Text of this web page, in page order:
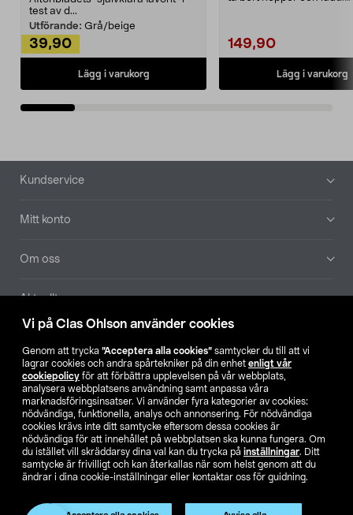
Vi på Clas Ohlson använder cookies
Genom att trycka ”Acceptera alla cookies” samtycker du till att vi
lagrar cookies och andra spårtekniker på din enhet enligt vår
cookiepolicy för att förbättra upplevelsen på vår webbplats,
analysera webbplatsens användning samt anpassa våra
marknadsföringsinsatser. Vi använder fyra kategorier av cookies:
nödvändiga, funktionella, analys och annonsering. För nödvändiga
cookies krävs inte ditt samtycke eftersom dessa cookies är
nödvändiga för att innehållet på webbplatsen ska kunna fungera. Om
du istället vill skräddarsy dina val kan du trycka på inställningar. Ditt
samtycke är frivilligt och kan återkallas när som helst genom att du
ändrar i dina cookie-inställningar eller kontaktar oss för guidning.
test av d...
Utförande: Grå/beige
39,90
Lägg i varukorg
149,90
Lägg i varukorg
Sidfot
Kundservice
Mitt konto
Om oss
Aktuellt
Hitta butik
SE NO FI